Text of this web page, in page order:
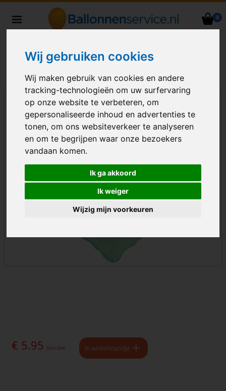
Wij gebruiken cookies
Wij maken gebruik van cookies en andere
tracking-technologieën om uw surfervaring
op onze website te verbeteren, om
gepersonaliseerde inhoud en advertenties te
tonen, om ons websiteverkeer te analyseren
en om te begrijpen waar onze bezoekers
vandaan komen.
Ik ga akkoord
Ik weiger
Wijzig mijn voorkeuren
0
Nederland
€ 5.95 Excl. btw In winkelmandje